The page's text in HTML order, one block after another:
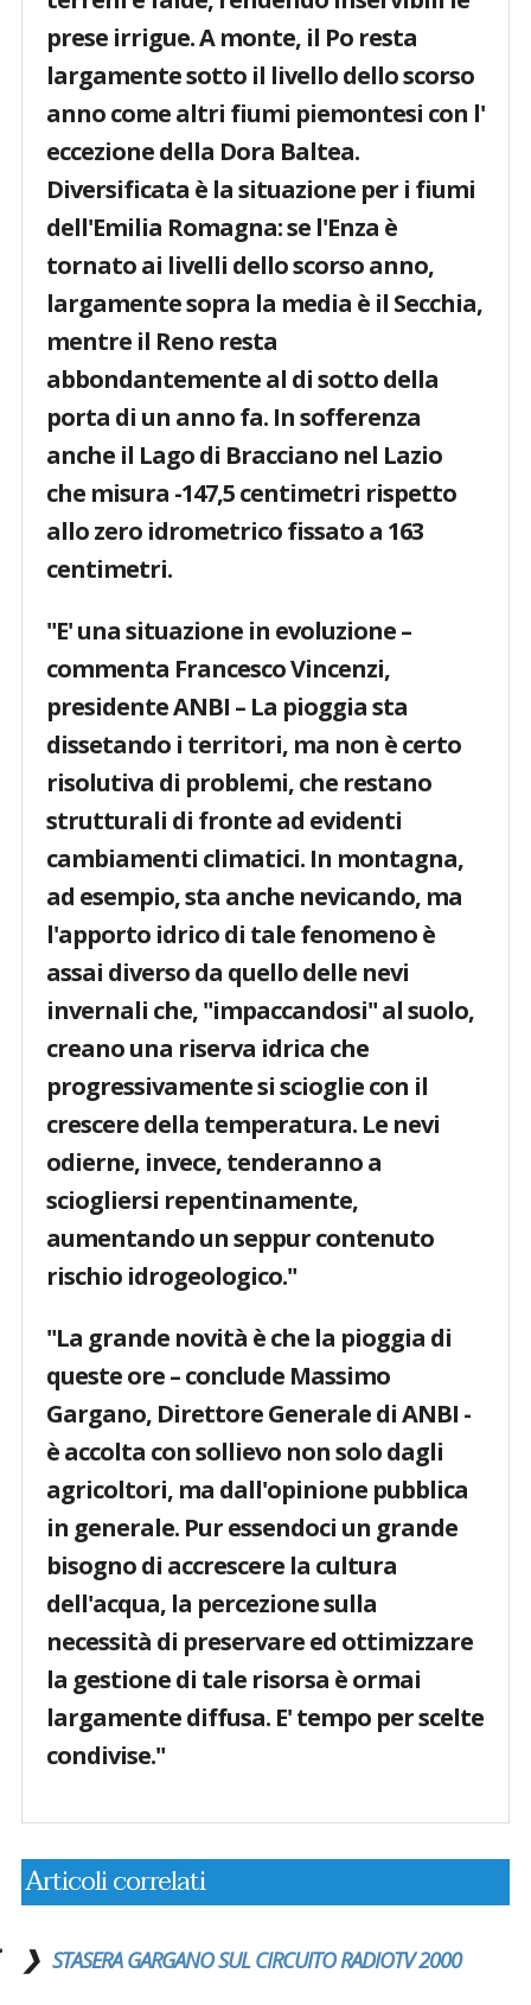
prese irrigue. A monte, il Po resta
largamente sotto il livello dello scorso
anno come altri fiumi piemontesi con l'
eccezione della Dora Baltea.
Diversificata è la situazione per i fiumi
dell'Emilia Romagna: se l'Enza è
tornato ai livelli dello scorso anno,
largamente sopra la media è il Secchia,
mentre il Reno resta
abbondantemente al di sotto della
porta di un anno fa. In sofferenza
anche il Lago di Bracciano nel Lazio
che misura -147,5 centimetri rispetto
allo zero idrometrico fissato a 163
centimetri.
"E' una situazione in evoluzione –
commenta Francesco Vincenzi,
presidente ANBI – La pioggia sta
dissetando i territori, ma non è certo
risolutiva di problemi, che restano
strutturali di fronte ad evidenti
cambiamenti climatici. In montagna,
ad esempio, sta anche nevicando, ma
l'apporto idrico di tale fenomeno è
assai diverso da quello delle nevi
invernali che, "impaccandosi" al suolo,
creano una riserva idrica che
progressivamente si scioglie con il
crescere della temperatura. Le nevi
odierne, invece, tenderanno a
sciogliersi repentinamente,
aumentando un seppur contenuto
rischio idrogeologico."
"La grande novità è che la pioggia di
queste ore – conclude Massimo
Gargano, Direttore Generale di ANBI -
è accolta con sollievo non solo dagli
agricoltori, ma dall'opinione pubblica
in generale. Pur essendoci un grande
bisogno di accrescere la cultura
dell'acqua, la percezione sulla
necessità di preservare ed ottimizzare
la gestione di tale risorsa è ormai
largamente diffusa. E' tempo per scelte
condivise."
Articoli correlati
STASERA GARGANO SUL CIRCUITO RADIOTV 2000